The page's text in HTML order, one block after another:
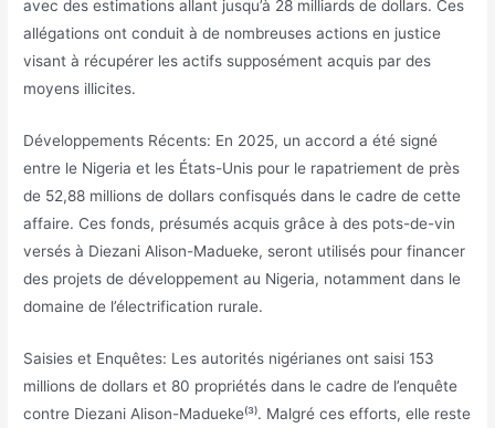
avec des estimations allant jusqu’à 28 milliards de dollars. Ces
allégations ont conduit à de nombreuses actions en justice
visant à récupérer les actifs supposément acquis par des
moyens illicites.
Développements Récents: En 2025, un accord a été signé
entre le Nigeria et les États-Unis pour le rapatriement de près
de 52,88 millions de dollars confisqués dans le cadre de cette
affaire. Ces fonds, présumés acquis grâce à des pots-de-vin
versés à Diezani Alison-Madueke, seront utilisés pour financer
des projets de développement au Nigeria, notamment dans le
domaine de l’électrification rurale.
Saisies et Enquêtes: Les autorités nigérianes ont saisi 153
millions de dollars et 80 propriétés dans le cadre de l’enquête
contre Diezani Alison-Madueke⁽³⁾. Malgré ces efforts, elle reste